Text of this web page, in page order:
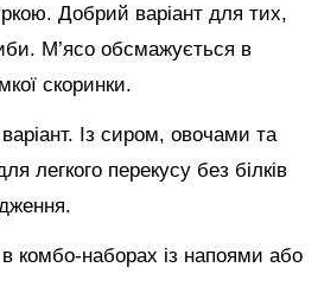
Добрий варіант для тих,
М’ясо обсмажується в
скоринки.
варіант. Із сиром, овочами та
легкого перекусу без білків
в комбо-наборах із напоями або